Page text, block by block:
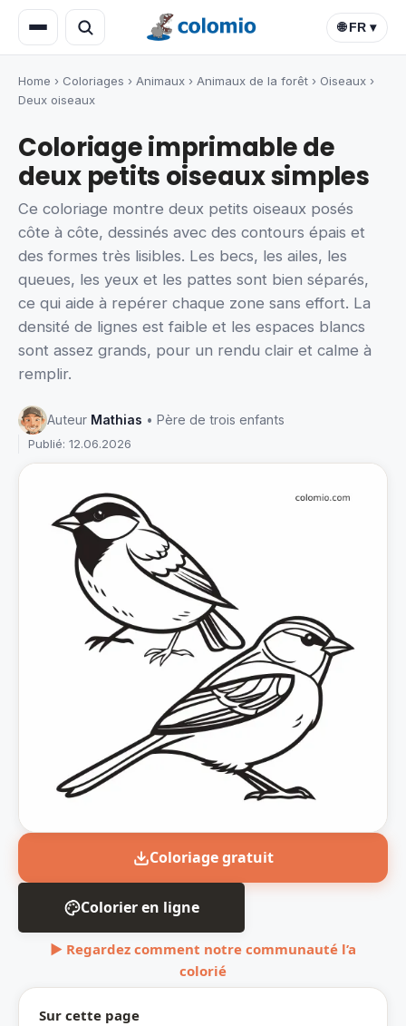
🌐 FR ▾
Home › Coloriages › Animaux › Animaux de la forêt › Oiseaux ›
Deux oiseaux
Coloriage imprimable de
deux petits oiseaux simples
Ce coloriage montre deux petits oiseaux posés
côte à côte, dessinés avec des contours épais et
des formes très lisibles. Les becs, les ailes, les
queues, les yeux et les pattes sont bien séparés,
ce qui aide à repérer chaque zone sans effort. La
densité de lignes est faible et les espaces blancs
sont assez grands, pour un rendu clair et calme à
remplir.
Auteur Mathias • Père de trois enfants
Publié: 12.06.2026
Sur cette page
Coloriage gratuit
Colorier en ligne
▶ Regardez comment notre communauté l’a
colorié